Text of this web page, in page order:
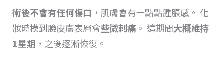
術後不會有任何傷口 ，肌膚會有一點點腫脹感。 化
妝時摸到臉皮膚表層會些微刺痛 。 這期間大概維持
1星期 ，之後逐漸恢復 。